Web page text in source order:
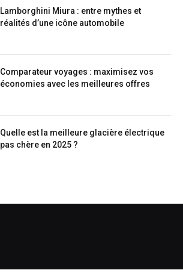
Lamborghini Miura : entre mythes et
réalités d’une icône automobile
Comparateur voyages : maximisez vos
économies avec les meilleures offres
Quelle est la meilleure glacière électrique
pas chère en 2025 ?